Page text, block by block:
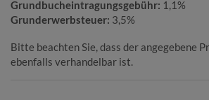
Grundbucheintragungsgebühr: 1,1%
Grunderwerbsteuer: 3,5%
Bitte beachten Sie, dass der angegebene
ebenfalls verhandelbar ist.